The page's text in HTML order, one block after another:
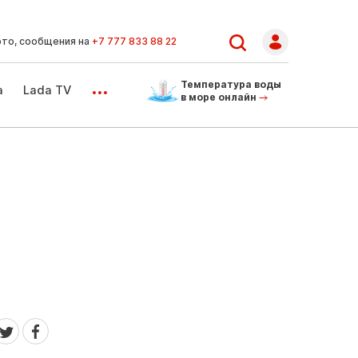
сообщения на +7 777 833 88 22
Lada TV ...
Температура воды
в море онлайн